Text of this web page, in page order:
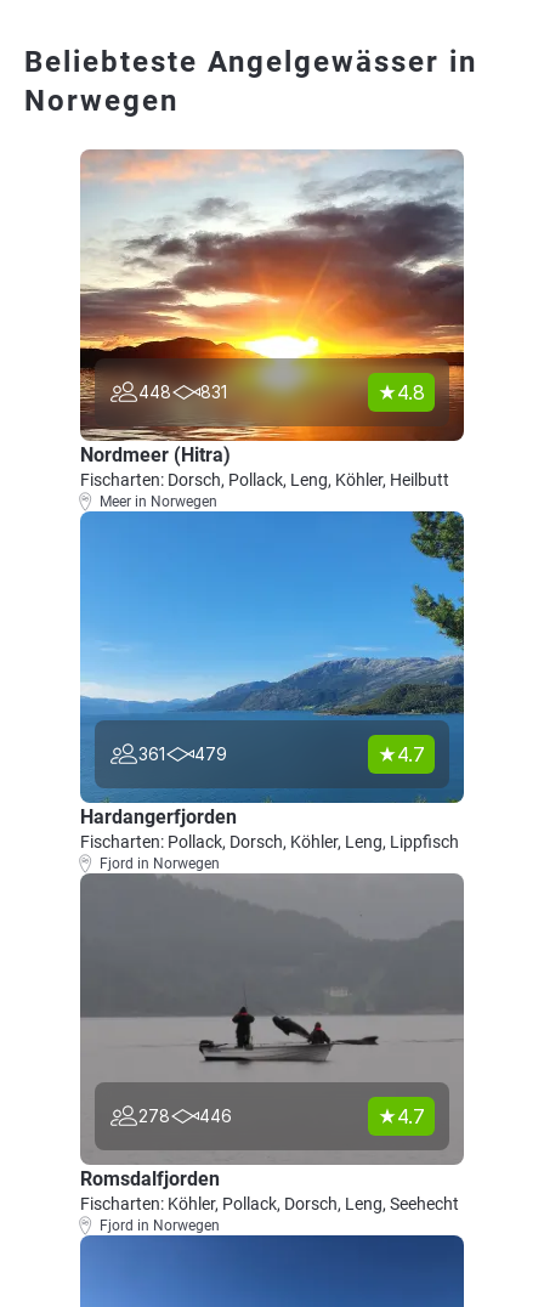
Beliebteste Angelgewässer in
Norwegen
448 831 4.8
Nordmeer (Hitra)
Fischarten: Dorsch, Pollack, Leng, Köhler, Heilbutt
Meer in Norwegen
361 479 4.7
Hardangerfjorden
Fischarten: Pollack, Dorsch, Köhler, Leng, Lippfisch
Fjord in Norwegen
278 446 4.7
Romsdalfjorden
Fischarten: Köhler, Pollack, Dorsch, Leng, Seehecht
Fjord in Norwegen